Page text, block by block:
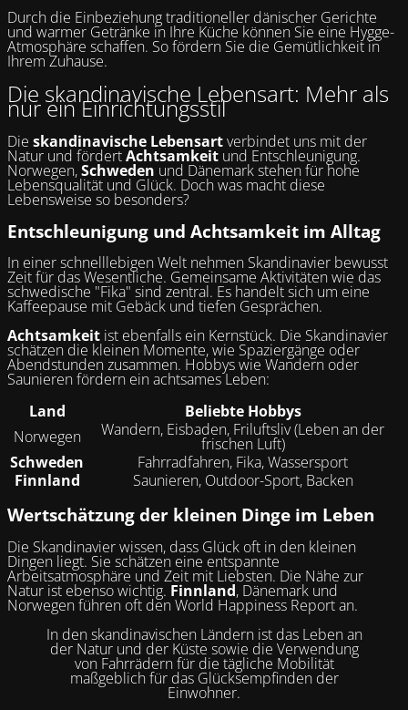
Durch die Einbeziehung traditioneller dänischer Gerichte
und warmer Getränke in Ihre Küche können Sie eine Hygge-
Atmosphäre schaffen. So fördern Sie die Gemütlichkeit in
Ihrem Zuhause.
Die skandinavische Lebensart: Mehr als
nur ein Einrichtungsstil
Die skandinavische Lebensartverbindet uns mit der
Natur und fördertAchtsamkeit und Entschleunigung.
Norwegen,Schweden und Dänemark stehen für hohe
Lebensqualität und Glück. Doch was macht diese
Lebensweise so besonders?
Entschleunigung und Achtsamkeit im Alltag
In einer schnelllebigen Welt nehmen Skandinavier bewusst
Zeit für das Wesentliche. Gemeinsame Aktivitäten wie das
schwedische "Fika" sind zentral. Es handelt sich um eine
Kaffeepause mit Gebäck und tiefen Gesprächen.
Achtsamkeit ist ebenfalls ein Kernstück. Die Skandinavier
schätzen die kleinen Momente, wie Spaziergänge oder
Abendstunden zusammen. Hobbys wie Wandern oder
Saunieren fördern ein achtsames Leben:
Land
Beliebte Hobbys
Norwegen
Wandern, Eisbaden, Friluftsliv (Leben an der
frischen Luft)
Schweden
Fahrradfahren, Fika, Wassersport
Finnland
Saunieren, Outdoor-Sport, Backen
Wertschätzung der kleinen Dinge im Leben
Die Skandinavier wissen, dass Glück oft in den kleinen
Dingen liegt. Sie schätzen eine entspannte
Arbeitsatmosphäre und Zeit mit Liebsten. Die Nähe zur
Natur ist ebenso wichtig. Finnland, Dänemark und
Norwegen führen oft den World Happiness Report an.
In den skandinavischen Ländern ist das Leben an
der Natur und der Küste sowie die Verwendung
von Fahrrädern für die tägliche Mobilität
maßgeblich für das Glücksempfinden der
Einwohner.